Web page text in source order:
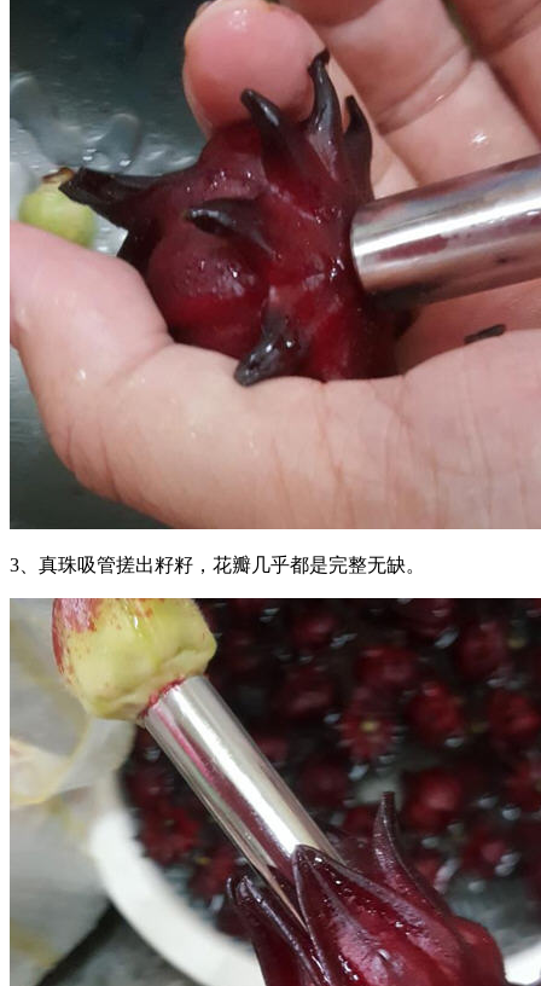
3、真珠吸管搓出籽籽，花瓣几乎都是完整无缺。